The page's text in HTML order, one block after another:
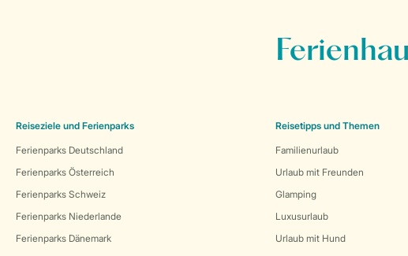
Reiseziele und Ferienparks
Ferienparks Deutschland
Ferienparks Österreich
Ferienparks Schweiz
Ferienparks Niederlande
Ferienparks Dänemark
Reisetipps und Themen
Familienurlaub
Urlaub mit Freunden
Glamping
Luxusurlaub
Urlaub mit Hund